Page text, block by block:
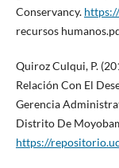
Conservancy.
recursos
Quiroz Culqui, P.
Relación Con El
Gerencia
Distrito De
https://